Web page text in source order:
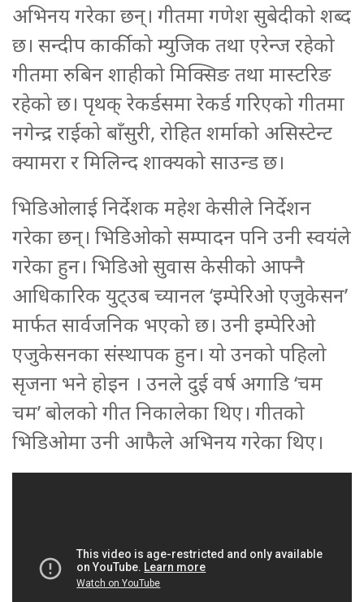
अभिनय गरेका छन्। गीतमा गणेश सुबेदीको शब्द
छ। सन्दीप कार्कीको म्युजिक तथा एरेन्ज रहेको
गीतमा रुबिन शाहीको मिक्सिङ तथा मास्टरिङ
रहेको छ। पृथक् रेकर्डसमा रेकर्ड गरिएको गीतमा
नगेन्द्र राईको बाँसुरी, रोहित शर्माको असिस्टेन्ट
क्यामरा र मिलिन्द शाक्यको साउन्ड छ।
भिडिओलाई निर्देशक महेश केसीले निर्देशन
गरेका छन्। भिडिओको सम्पादन पनि उनी स्वयंले
गरेका हुन। भिडिओ सुवास केसीको आफ्नै
आधिकारिक युट्उब च्यानल ‘इम्पेरिओ एजुकेसन’
मार्फत सार्वजनिक भएको छ। उनी इम्पेरिओ
एजुकेसनका संस्थापक हुन। यो उनको पहिलो
सृजना भने होइन । उनले दुई वर्ष अगाडि ‘चम
चम’ बोलको गीत निकालेका थिए। गीतको
भिडिओमा उनी आफैले अभिनय गरेका थिए।